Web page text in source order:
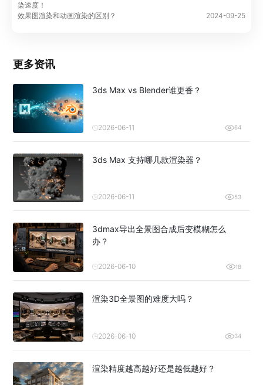
染速度！
效果图渲染和动画渲染的区别？ 2024-09-25
更多资讯
3ds Max vs Blender谁更香？
2026-06-11 64
3ds Max 支持哪几款渲染器？
2026-06-11 53
3dmax导出全景图合成后变模糊怎么
办？
2026-06-10 18
渲染3D全景图的难度大吗？
2026-06-10 34
渲染精度越高越好还是越低越好？